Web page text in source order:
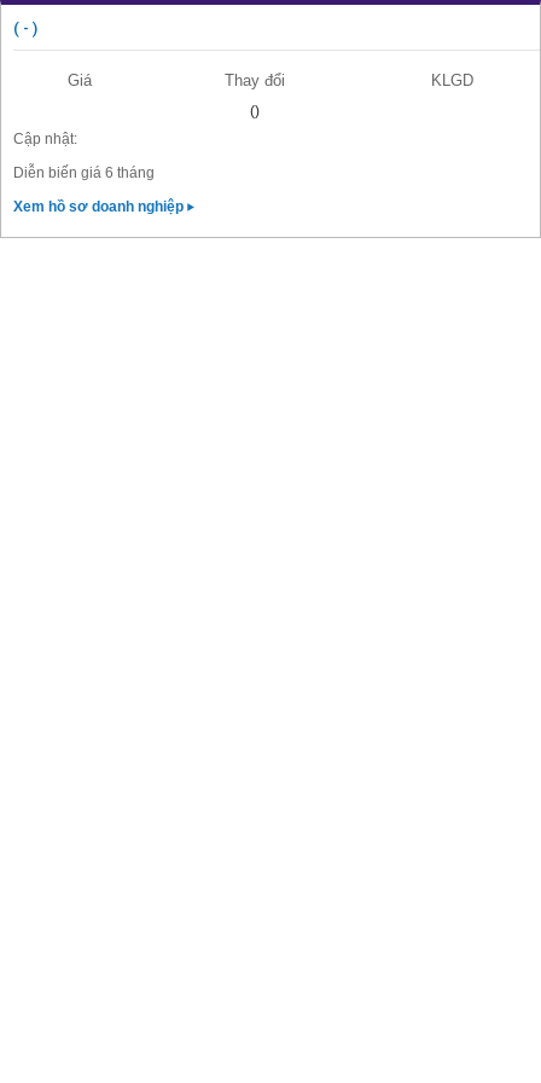
( - )
Giá Thay đổi KLGD
()
Cập nhật:
Diễn biến giá 6 tháng
Xem hồ sơ doanh nghiệp